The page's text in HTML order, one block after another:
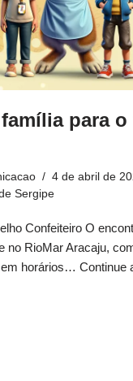
para
4 de abril de
Sergipe
Confeiteiro O
no RioMar Aracaju,
horários… Continue